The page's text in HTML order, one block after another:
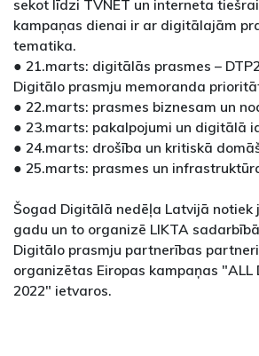
sekot līdzi TVNET un interneta
kampaņas dienai ir ar digitālajām
tematika.
● 21.marts: digitālās prasmes –
Digitālo prasmju memoranda
● 22.marts: prasmes biznesam un
● 23.marts: pakalpojumi un digitālā
● 24.marts: drošība un kritiskā
● 25.marts: prasmes un
Šogad Digitālā nedēļa Latvijā
gadu un to organizē LIKTA
Digitālo prasmju partnerības
organizētas Eiropas kampaņas "ALL
2022" ietvaros.